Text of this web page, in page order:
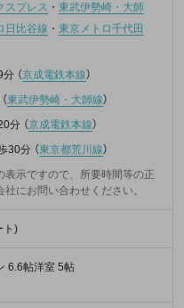
スプレス ・ 東武伊勢崎・大師
日比谷線 ・ 東京メトロ千代田
分 （京成電鉄本線）
（東武伊勢崎・大師線）
分 （京成電鉄本線）
30分 （東京都荒川線）
示ですので、所要時間等の正
にお問い合わせください。
ト)
6.6帖洋室 5帖